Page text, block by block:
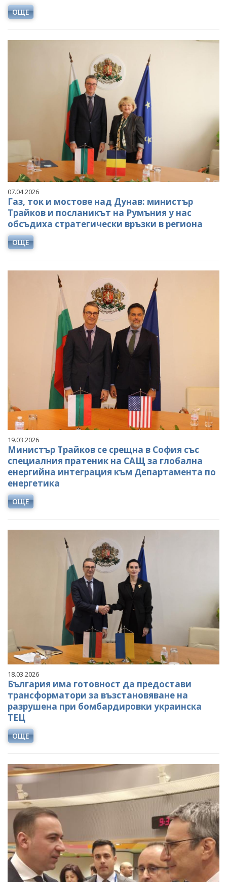
ОЩЕ
07.04.2026
Газ, ток и мостове над Дунав: министър
Трайков и посланикът на Румъния у нас
обсъдиха стратегически връзки в региона
ОЩЕ
19.03.2026
Министър Трайков се срещна в София със
специалния пратеник на САЩ за глобална
енергийна интеграция към Департамента по
енергетика
ОЩЕ
18.03.2026
България има готовност да предостави
трансформатори за възстановяване на
разрушена при бомбардировки украинска
ТЕЦ
ОЩЕ